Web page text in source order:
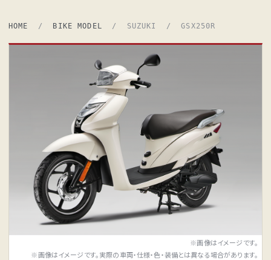
HOME / BIKE MODEL / SUZUKI / GSX250R
※画像はイメージです。
※画像はイメージです。実際の車両・仕様・色・装備とは異なる場合があります。